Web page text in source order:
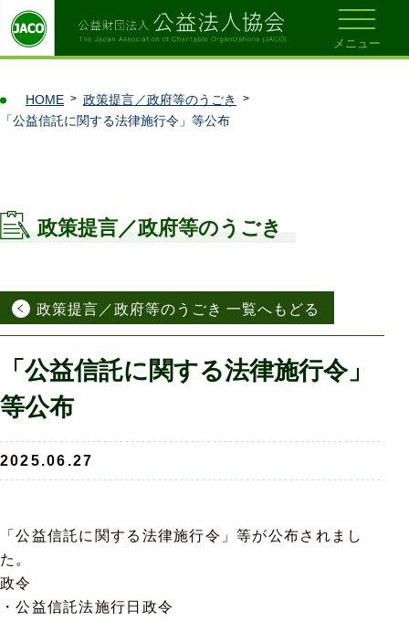
メニュー
HOME
政策提言／政府等のうごき
「公益信託に関する法律施行令」等公布
政策提言／政府等のうごき
政策提言／政府等のうごき 一覧へもどる
「公益信託に関する法律施行令」
等公布
2025.06.27
「公益信託に関する法律施行令」等が公布されまし
た。
政令
・公益信託法施行日政令